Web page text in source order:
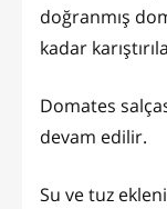
doğranmış
kadar
Domates
devam edilir.
Su ve tuz